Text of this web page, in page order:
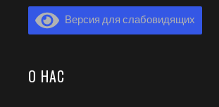
Версия для слабовидящих
О НАС